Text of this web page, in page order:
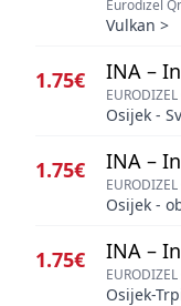
Eurodizel
Vulkan >
1.75€ INA –
EURODIZEL
Osijek -
1.75€ INA –
EURODIZEL
Osijek -
1.75€ INA –
EURODIZEL
Osijek-